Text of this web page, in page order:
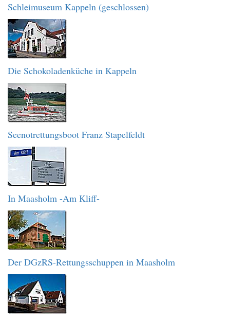
Schleimuseum Kappeln (geschlossen)
Die Schokoladenküche in Kappeln
Seenotrettungsboot Franz Stapelfeldt
In Maasholm -Am Kliff-
Der DGzRS-Rettungsschuppen in Maasholm